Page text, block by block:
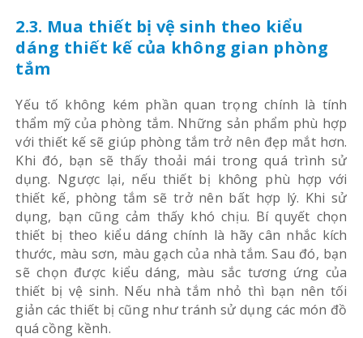
2.3. Mua thiết bị vệ sinh theo kiểu
dáng thiết kế của không gian phòng
tắm
Yếu tố không kém phần quan trọng chính là tính
thẩm mỹ của phòng tắm. Những sản phẩm phù hợp
với thiết kế sẽ giúp phòng tắm trở nên đẹp mắt hơn.
Khi đó, bạn sẽ thấy thoải mái trong quá trình sử
dụng. Ngược lại, nếu thiết bị không phù hợp với
thiết kế, phòng tắm sẽ trở nên bất hợp lý. Khi sử
dụng, bạn cũng cảm thấy khó chịu. Bí quyết chọn
thiết bị theo kiểu dáng chính là hãy cân nhắc kích
thước, màu sơn, màu gạch của nhà tắm. Sau đó, bạn
sẽ chọn được kiểu dáng, màu sắc tương ứng của
thiết bị vệ sinh. Nếu nhà tắm nhỏ thì bạn nên tối
giản các thiết bị cũng như tránh sử dụng các món đồ
quá cồng kềnh.